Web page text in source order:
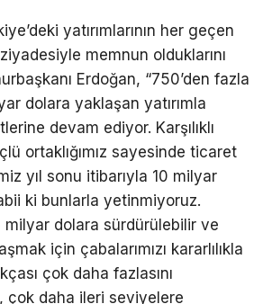
yatırımlarının her geçen
memnun olduklarını
Erdoğan, “750’den fazla
dolara yaklaşan yatırımla
devam ediyor. Karşılıklı
ortaklığımız sayesinde ticaret
yıl sonu itibarıyla 10 milyar
ki bunlarla yetinmiyoruz.
milyar dolara sürdürülebilir ve
için çabalarımızı kararlılıkla
çok daha fazlasını
çok daha ileri seviyelere